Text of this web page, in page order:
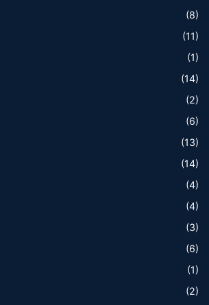
(8)
(11)
(1)
(14)
(2)
(6)
(13)
(14)
(4)
(4)
(3)
(6)
(1)
(2)